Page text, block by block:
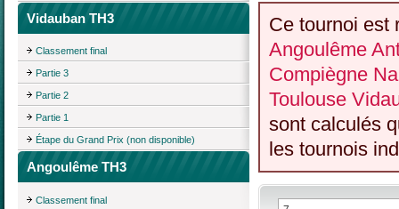
Vidauban TH3
Classement final
Partie 3
Partie 2
Partie 1
Étape du Grand Prix (non disponible)
Angoulême TH3
Classement final
Ce tournoi est
Angoulême
Compiègne
Toulouse
sont calculés
les tournois